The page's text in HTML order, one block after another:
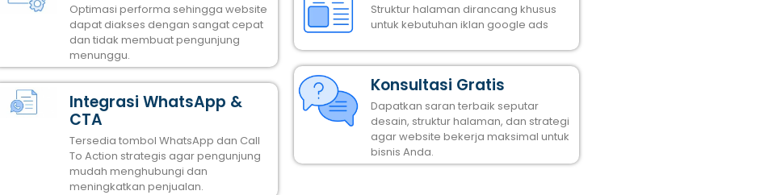
Optimasi performa sehingga website
dapat diakses dengan sangat cepat
dan tidak membuat pengunjung
menunggu.
Integrasi WhatsApp &
CTA
Tersedia tombol WhatsApp dan Call
To Action strategis agar pengunjung
mudah menghubungi dan
meningkatkan penjualan.
Struktur halaman dirancang khusus
untuk kebutuhan iklan google ads
Konsultasi Gratis
Dapatkan saran terbaik seputar
desain, struktur halaman, dan strategi
agar website bekerja maksimal untuk
bisnis Anda.